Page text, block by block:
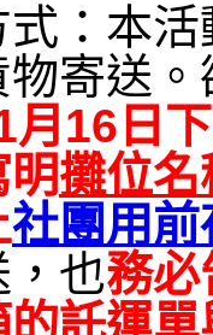
：本
寄送
月16日
攤位名
社團用
，也務必
的託運單